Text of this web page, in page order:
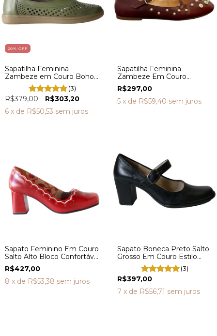
20% OFF
Sapatilha Feminina
Zambeze em Couro Boho
Verde Oliva GR0003
(3)
R$379,00
R$303,20
6 x de R$50,53 sem juros
Sapatilha Feminina
Zambeze Em Couro
Confortável GRU1303
R$297,00
5 x de R$59,40 sem juros
Sapato Feminino Em Couro
Salto Alto Bloco Confortável
MZQ6029
R$427,00
8 x de R$53,38 sem juros
Sapato Boneca Preto Salto
Grosso Em Couro Estilo
Retrô Vintage AR0080
(3)
R$397,00
7 x de R$56,71 sem juros